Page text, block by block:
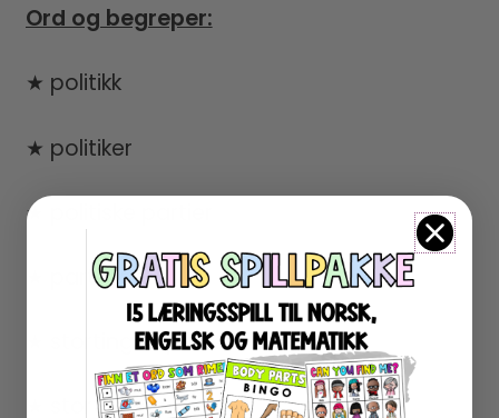
Ord og begreper:
★ politikk
★ politiker
★ politiske partier
★ partileder
★ stortingsrepresentant
★ stortingsvalg